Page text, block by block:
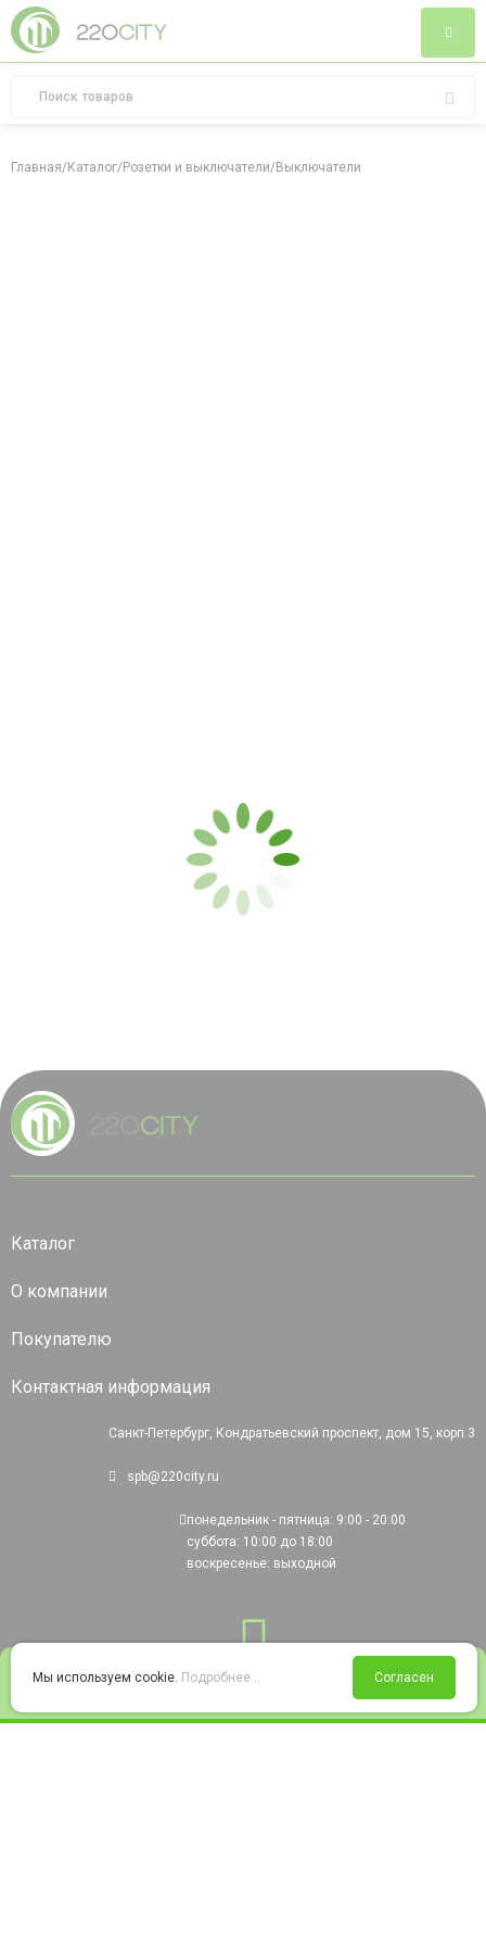
Войти Избранное Корзина
Главная/Каталог/Розетки и выключатели/Выключатели
Каталог
О компании
Покупателю
Контактная информация
Санкт-Петербург, Кондратьевский проспект, дом 15, корп.3
spb@220city.ru
понедельник - пятница: 9:00 - 20:00
суббота: 10:00 до 18:00
воскресенье: выходной
Мы используем cookie. Подробнее... Согласен